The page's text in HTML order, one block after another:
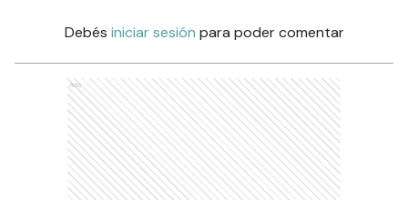
Debés iniciar sesión para poder comentar
Ads